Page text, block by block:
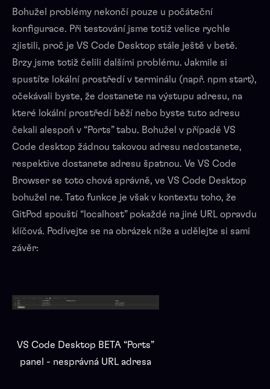
Bohužel problémy nekončí pouze u počáteční
konfigurace. Při testování jsme totiž velice rychle
zjistili, proč je VS Code Desktop stále ještě v betě.
Brzy jsme totiž čelili dalšími problému. Jakmile si
spustíte lokální prostředí v terminálu (např. npm start),
očekávali byste, že dostanete na výstupu adresu, na
které lokální prostředí běží nebo byste tuto adresu
čekali alespoň v “Ports” tabu. Bohužel v případě VS
Code desktop žádnou takovou adresu nedostanete,
respektive dostanete adresu špatnou. Ve VS Code
Browser se toto chová správně, ve VS Code Desktop
bohužel ne. Tato funkce je však v kontextu toho, že
GitPod spouští “localhost” pokaždé na jiné URL opravdu
klíčová. Podívejte se na obrázek níže a udělejte si sami
závěr:
VS Code Desktop BETA “Ports”
panel - nesprávná URL adresa